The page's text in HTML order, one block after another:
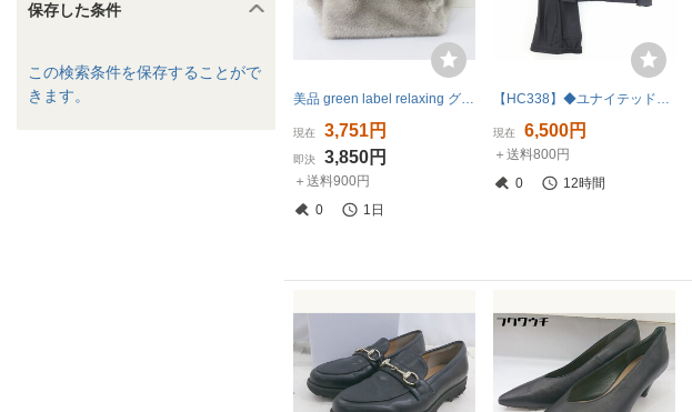
保存した条件
この検索条件を保存することがで
きます。
美品 green label relaxing グリーンレーベルリラクシング 2WAY バンブーハンドル フェイクファー トートバッグ グレー
現在 3,751円
即決 3,850円
＋送料900円
0
1日
【HC338】◆ユナイテッドアローズ green label relaxing グリーンレーベルリラクシング ジャケット＆パンツ セットアップ 紺 ネイビー 38
現在 6,500円
＋送料800円
0
12時間